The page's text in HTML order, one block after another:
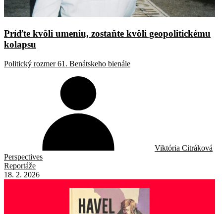
Príďte kvôli umeniu, zostaňte kvôli geopolitickému
kolapsu
Politický rozmer 61. Benátskeho bienále
Viktória Citráková
Perspectives
Reportáže
18. 2. 2026